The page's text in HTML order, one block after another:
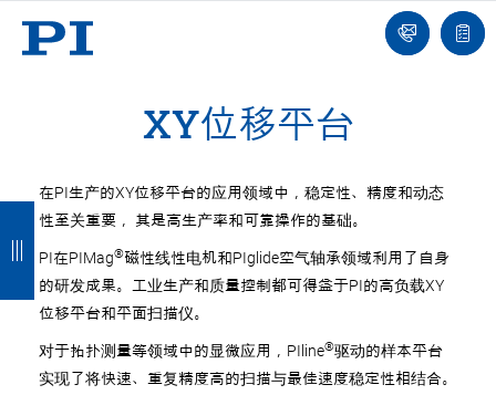
联
系
报
价
们
XY位移平台
在PI生产的XY位移平台的应用领域中，稳定性、精度和动态
性至关重要， 其是高生产率和可靠操作的基础。
PI在PIMag®磁性线性电机和PIglide空气轴承领域利用了自身
的研发成果。工业生产和质量控制都可得益于PI的高负载XY
位移平台和平面扫描仪。
对于拓扑测量等领域中的显微应用，PIline®驱动的样本平台
实现了将快速、重复精度高的扫描与最佳速度稳定性相结合。
返
回
返
回
返
回
返
回